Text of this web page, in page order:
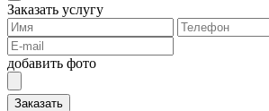
Заказать услугу
добавить фото
Заказать